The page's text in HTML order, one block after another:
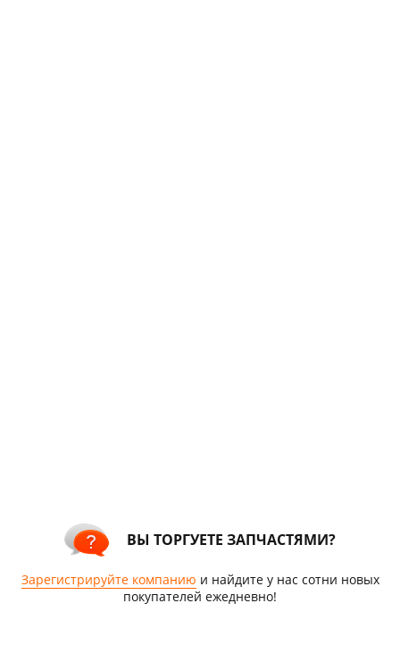
ВЫ ТОРГУЕТЕ ЗАПЧАСТЯМИ?
Зарегистрируйте компанию и найдите у нас сотни новых
покупателей ежедневно!